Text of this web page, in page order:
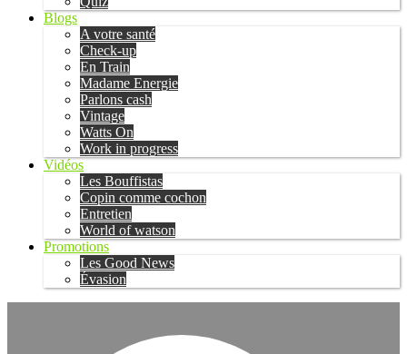
Blogs
A votre santé
Check-up
En Train
Madame Energie
Parlons cash
Vintage
Watts On
Work in progress
Vidéos
Les Bouffistas
Copin comme cochon
Entretien
World of watson
Promotions
Les Good News
Évasion